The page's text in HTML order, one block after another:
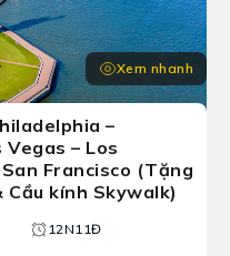
Xem nhanh
–
– Los
Francisco (Tặng
kính Skywalk)
12N11Đ